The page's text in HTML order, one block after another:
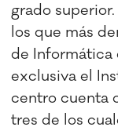
grado
los que más
de Informática
exclusiva el
centro cuenta
tres de los